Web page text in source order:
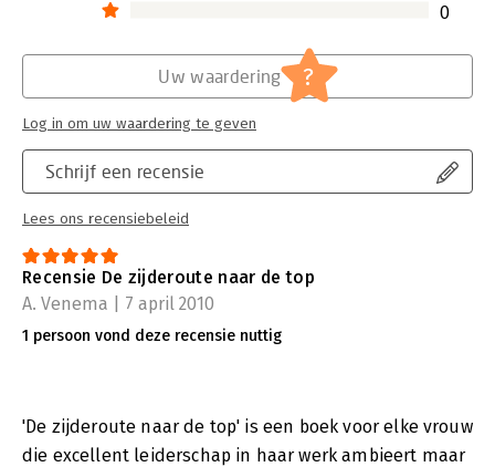
0
Schrijf een recensie
Lees ons recensiebeleid
Uw waardering ?
Log in om uw waardering te geven
Recensie De zijderoute naar de top
A. Venema | 7 april 2010
1 persoon vond deze recensie nuttig
'De zijderoute naar de top' is een boek voor elke vrouw
die excellent leiderschap in haar werk ambieert maar